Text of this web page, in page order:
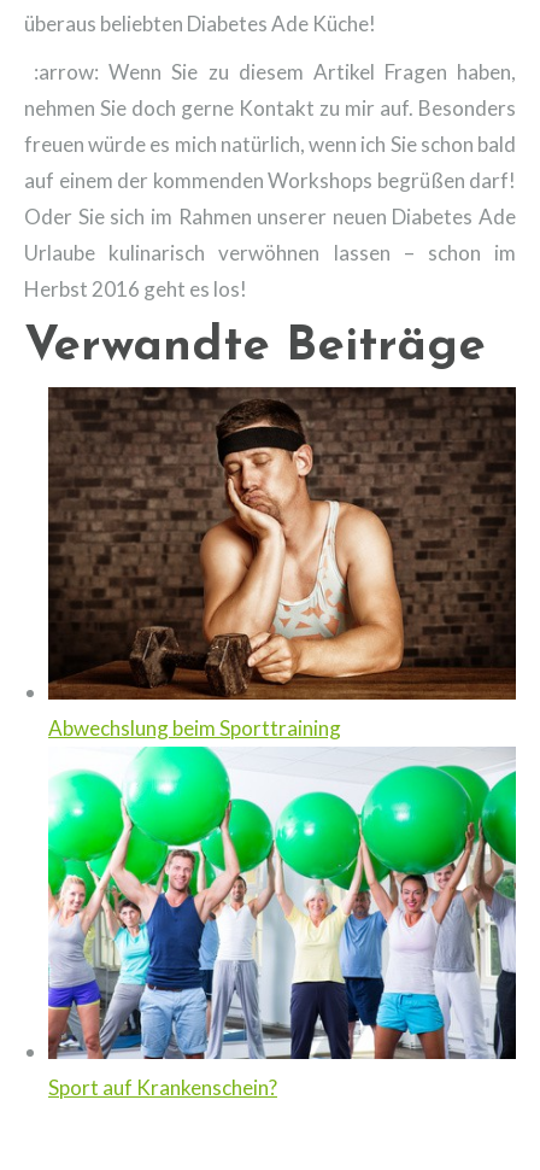
überaus beliebten Diabetes Ade Küche!
:arrow: Wenn Sie zu diesem Artikel Fragen haben,
nehmen Sie doch gerne Kontakt zu mir auf. Besonders
freuen würde es mich natürlich, wenn ich Sie schon bald
auf einem der kommenden Workshops begrüßen darf!
Oder Sie sich im Rahmen unserer neuen Diabetes Ade
Urlaube kulinarisch verwöhnen lassen – schon im
Herbst 2016 geht es los!
Verwandte Beiträge
Abwechslung beim Sporttraining
Sport auf Krankenschein?